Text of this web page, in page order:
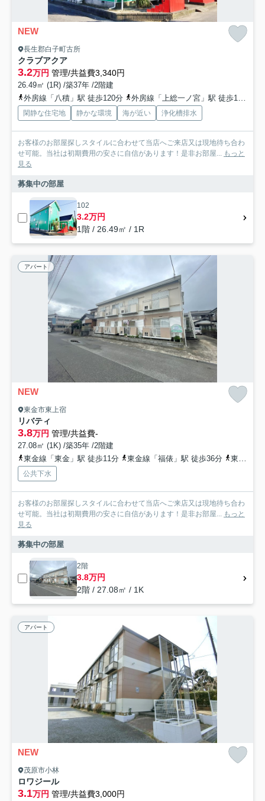
NEW
長生郡白子町古所
クラブアクア
3.2万円 管理/共益費3,340円
26.49㎡ (1R) /築37年 /2階建
外房線「八積」駅 徒歩120分
外房線「上総一ノ宮」駅 徒歩131分
閑静な住宅地 静かな環境 海が近い 浄化槽排水
お客様のお部屋探しスタイルに合わせて当店へご来店又は現地待ち合わ
せ可能。当社は初期費用の安さに自信があります！是非お部屋... もっと
見る
募集中の部屋
102
3.2万円
1階 / 26.49㎡ / 1R
アパート
NEW
東金市東上宿
リバティ
3.8万円 管理/共益費-
27.08㎡ (1K) /築35年 /2階建
東金線「東金」駅 徒歩11分
東金線「福俵」駅 徒歩36分 東金線「求名」駅 徒歩57分車17分 7.1km
公共下水
お客様のお部屋探しスタイルに合わせて当店へご来店又は現地待ち合わ
せ可能。当社は初期費用の安さに自信があります！是非お部屋... もっと
見る
募集中の部屋
2階
3.8万円
2階 / 27.08㎡ / 1K
アパート
NEW
茂原市小林
ロワジール
3.1万円 管理/共益費3,000円